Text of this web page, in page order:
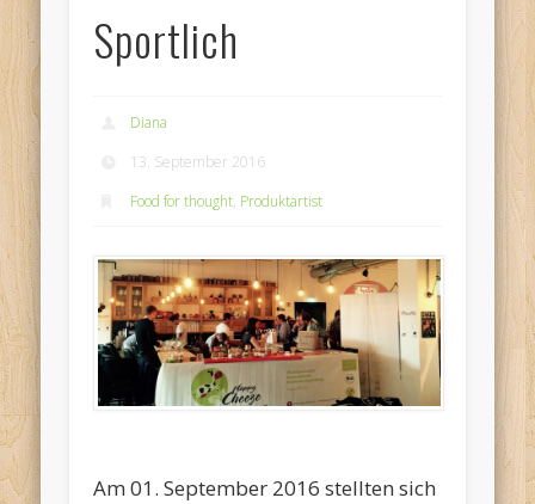
Sportlich
Diana
13. September 2016
Food for thought, Produktartist
Am 01. September 2016 stellten sich